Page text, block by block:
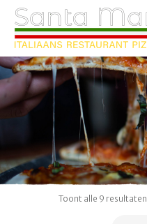
Toont alle 9 resultaten